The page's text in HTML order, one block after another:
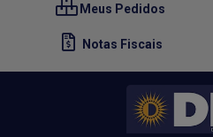
Meus Pedidos
Notas Fiscais